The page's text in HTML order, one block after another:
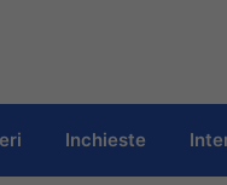
Inchieste